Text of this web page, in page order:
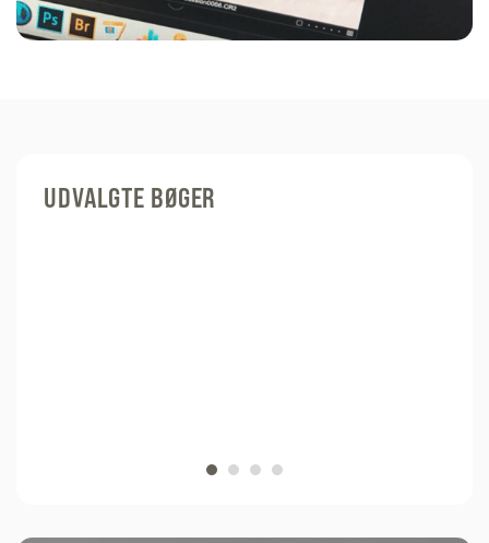
UDVALGTE BØGER